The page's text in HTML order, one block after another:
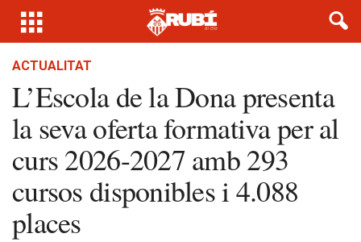
ACTUALITAT
L’Escola de la Dona presenta
la seva oferta formativa per al
curs 2026-2027 amb 293
cursos disponibles i 4.088
places